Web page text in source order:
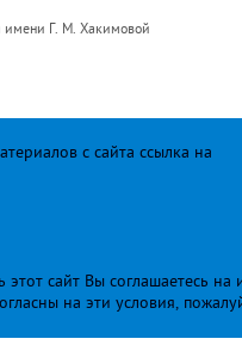
имени Г. М. Хакимовой
с сайта ссылка на
сайт Вы соглашаетесь
на эти условия,